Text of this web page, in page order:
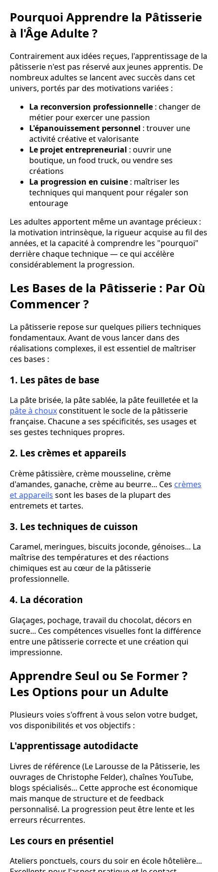
Pourquoi Apprendre la Pâtisserie
à l'Âge Adulte ?
Contrairement aux idées reçues, l'apprentissage de la
pâtisserie n'est pas réservé aux jeunes apprentis. De
nombreux adultes se lancent avec succès dans cet
univers, portés par des motivations variées :
La reconversion professionnelle : changer de
métier pour exercer une passion
L'épanouissement personnel : trouver une
activité créative et valorisante
Le projet entrepreneurial : ouvrir une
boutique, un food truck, ou vendre ses
créations
La progression en cuisine : maîtriser les
techniques qui manquent pour régaler son
entourage
Les adultes apportent même un avantage précieux :
la motivation intrinsèque, la rigueur acquise au fil des
années, et la capacité à comprendre les "pourquoi"
derrière chaque technique — ce qui accélère
considérablement la progression.
Les Bases de la Pâtisserie : Par Où
Commencer ?
La pâtisserie repose sur quelques piliers techniques
fondamentaux. Avant de vous lancer dans des
réalisations complexes, il est essentiel de maîtriser
ces bases :
1. Les pâtes de base
La pâte brisée, la pâte sablée, la pâte feuilletée et la
pâte à chouxconstituent le socle de la pâtisserie
française. Chacune a ses spécificités, ses usages et
ses gestes techniques propres.
2. Les crèmes et appareils
Crème pâtissière, crème mousseline, crème
d'amandes, ganache, crème au beurre... Ces crèmes
et appareils sont les bases de la plupart des
entremets et tartes.
3. Les techniques de cuisson
Caramel, meringues, biscuits joconde, génoises... La
maîtrise des températures et des réactions
chimiques est au cœur de la pâtisserie
professionnelle.
4. La décoration
Glaçages, pochage, travail du chocolat, décors en
sucre... Ces compétences visuelles font la différence
entre une pâtisserie correcte et une création qui
impressionne.
Apprendre Seul ou Se Former ?
Les Options pour un Adulte
Plusieurs voies s'offrent à vous selon votre budget,
vos disponibilités et vos objectifs :
L'apprentissage autodidacte
Livres de référence (Le Larousse de la Pâtisserie, les
ouvrages de Christophe Felder), chaînes YouTube,
blogs spécialisés... Cette approche est économique
mais manque de structure et de feedback
personnalisé. La progression peut être lente et les
erreurs récurrentes.
Les cours en présentiel
Ateliers ponctuels, cours du soir en école hôtelière...